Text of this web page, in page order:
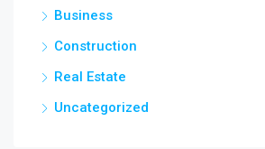
Business
Construction
Real Estate
Uncategorized